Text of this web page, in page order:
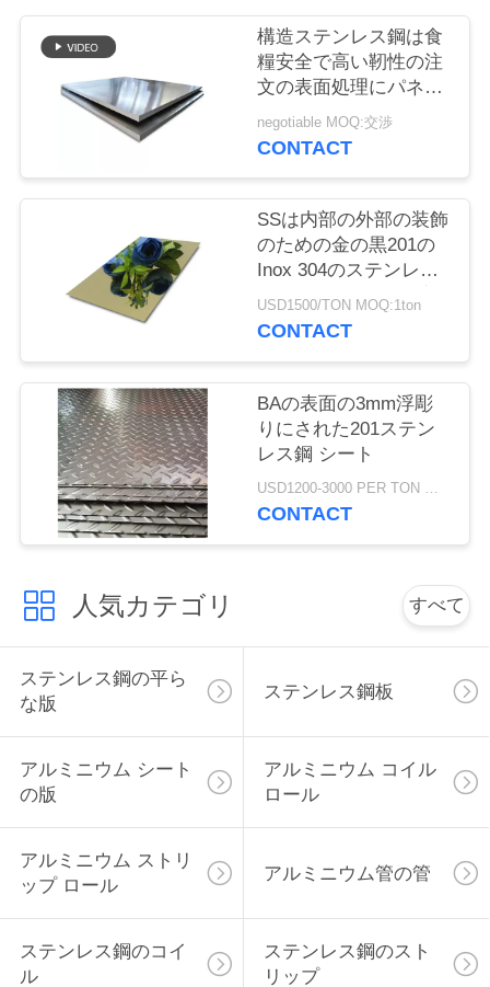
場
理
さ
い
引
金
を
求
め
て
構造ステンレス鋼は食
糧安全で高い靭性の注
文の表面処理にパネル
をはめます
negotiable MOQ:交渉
CONTACT
SSは内部の外部の装飾
のための金の黒201の
Inox 304のステンレス
鋼 ミラー シートを広
げる
USD1500/TON MOQ:1ton
CONTACT
BAの表面の3mm浮彫
りにされた201ステン
レス鋼 シート
USD1200-3000 PER TON MOQ:1Ton
CONTACT
人気カテゴリ すべて
ステンレス鋼の平ら
な版
ステンレス鋼板
アルミニウム シート
の版
アルミニウム コイル
ロール
アルミニウム ストリ
ップ ロール
アルミニウム管の管
ステンレス鋼のコイ
ル
ステンレス鋼のスト
リップ